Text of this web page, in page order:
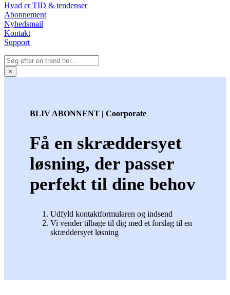
Hvad er TID & tendenser
Abonnement
Nyhedsmail
Kontakt
Support
×
BLIV ABONNENT | Coorporate
Få en skræddersyet
løsning, der passer
perfekt til dine behov
Udfyld kontaktformularen og indsend
Vi vender tilbage til dig med et forslag til en
skræddersyet løsning